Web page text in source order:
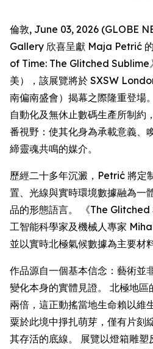
倫敦, June 03, 2026 (GLOBE
Gallery 欣喜呈獻 Maja Petrić
of Time: The Glitched Sublime
美），該展覽將於 SXSW
南偏南盛會）揭幕之際隆重登場
自動化及無休止數碼生產所制約
番視野：使其化身為承載意義、
締靈魂共鳴的媒介。
歷經二十多年沉澱，Petrić 將定
置、光線與實時環境數據融為一
品的形態語言。 《The
工智能科學家及機械人專家
並以實時北極氣候數據為主要材料
作品源自一個基本信念：藝術並
變化本身的實體見證。 北極地
兩倍，這正動搖當地生命賴以維
粟於此境中掙扎萌芽，僅有片刻
其存活的底線。 展覽以燈箱雕